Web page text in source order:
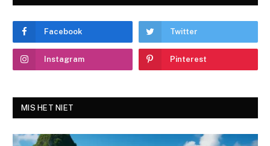
Facebook Twitter
Instagram Pinterest
MIS HET NIET